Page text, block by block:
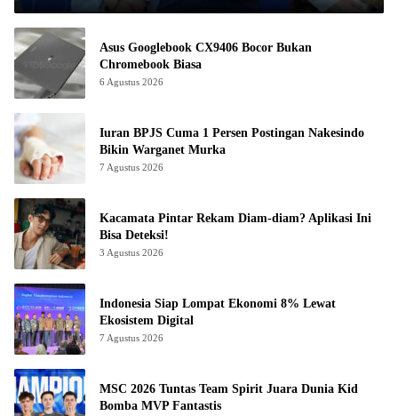
Asus Googlebook CX9406 Bocor Bukan
Chromebook Biasa
6 Agustus 2026
Iuran BPJS Cuma 1 Persen Postingan Nakesindo
Bikin Warganet Murka
7 Agustus 2026
Kacamata Pintar Rekam Diam-diam? Aplikasi Ini
Bisa Deteksi!
3 Agustus 2026
Indonesia Siap Lompat Ekonomi 8% Lewat
Ekosistem Digital
7 Agustus 2026
MSC 2026 Tuntas Team Spirit Juara Dunia Kid
Bomba MVP Fantastis